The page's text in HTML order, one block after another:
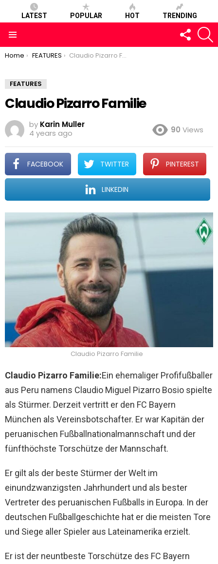
LATEST POPULAR HOT TRENDING
FOLLOW
US
You are here:
Home FEATURES Claudio Pizarro Familie
FEATURES
Claudio Pizarro Familie
by Karin Muller
4 years ago
90 Views
FACEBOOK TWITTER PINTEREST
LINKEDIN
Claudio Pizarro Familie
Claudio Pizarro Familie:Ein ehemaliger Profifußballer
aus Peru namens Claudio Miguel Pizarro Bosio spielte
als Stürmer. Derzeit vertritt er den FC Bayern
München als Vereinsbotschafter. Er war Kapitän der
peruanischen Fußballnationalmannschaft und der
fünfthöchste Torschütze der Mannschaft.
Er gilt als der beste Stürmer der Welt im
einundzwanzigsten Jahrhundert und als bester
Vertreter des peruanischen Fußballs in Europa. In der
deutschen Fußballgeschichte hat er die meisten Tore
und Siege aller Spieler aus Lateinamerika erzielt.
Er ist der neuntbeste Torschütze des FC Bayern